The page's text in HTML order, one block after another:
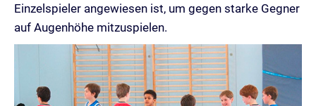
Einzelspieler angewiesen ist, um gegen starke Gegner
auf Augenhöhe mitzuspielen.